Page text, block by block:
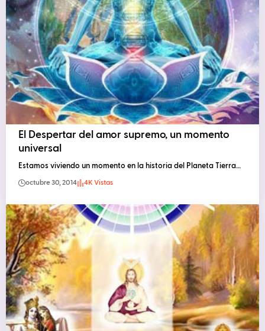
El Despertar del amor supremo, un momento
universal
Estamos viviendo un momento en la historia del Planeta Tierra…
octubre 30, 2014 4K Vistas